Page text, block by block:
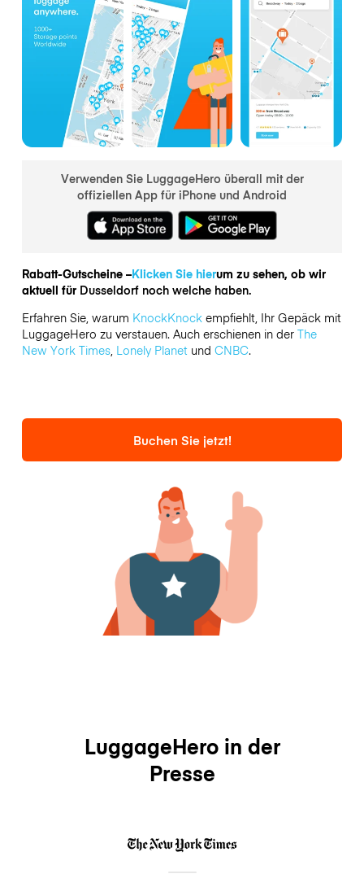
Verwenden Sie LuggageHero überall mit der
offiziellen App für iPhone und Android
Rabatt-Gutscheine –Klicken Sie hierum zu sehen, ob wir
aktuell für Dusseldorf noch welche haben.
Erfahren Sie, warum KnockKnockempfiehlt, Ihr Gepäck mit
LuggageHero zu verstauen. Auch erschienen in der The
New York Times, Lonely Planetund CNBC.
Buchen Sie jetzt!
LuggageHero in der
Presse